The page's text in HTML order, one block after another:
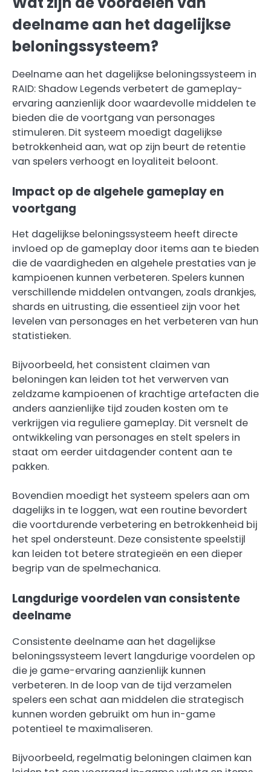
deelname aan het dagelijkse
beloningssysteem?
Deelname aan het dagelijkse beloningssysteem in
RAID: Shadow Legends verbetert de gameplay-
ervaring aanzienlijk door waardevolle middelen te
bieden die de voortgang van personages
stimuleren. Dit systeem moedigt dagelijkse
betrokkenheid aan, wat op zijn beurt de retentie
van spelers verhoogt en loyaliteit beloont.
Impact op de algehele gameplay en
voortgang
Het dagelijkse beloningssysteem heeft directe
invloed op de gameplay door items aan te bieden
die de vaardigheden en algehele prestaties van je
kampioenen kunnen verbeteren. Spelers kunnen
verschillende middelen ontvangen, zoals drankjes,
shards en uitrusting, die essentieel zijn voor het
levelen van personages en het verbeteren van hun
statistieken.
Bijvoorbeeld, het consistent claimen van
beloningen kan leiden tot het verwerven van
zeldzame kampioenen of krachtige artefacten die
anders aanzienlijke tijd zouden kosten om te
verkrijgen via reguliere gameplay. Dit versnelt de
ontwikkeling van personages en stelt spelers in
staat om eerder uitdagender content aan te
pakken.
Bovendien moedigt het systeem spelers aan om
dagelijks in te loggen, wat een routine bevordert
die voortdurende verbetering en betrokkenheid bij
het spel ondersteunt. Deze consistente speelstijl
kan leiden tot betere strategieën en een dieper
begrip van de spelmechanica.
Langdurige voordelen van consistente
deelname
Consistente deelname aan het dagelijkse
beloningssysteem levert langdurige voordelen op
die je game-ervaring aanzienlijk kunnen
verbeteren. In de loop van de tijd verzamelen
spelers een schat aan middelen die strategisch
kunnen worden gebruikt om hun in-game
potentieel te maximaliseren.
Bijvoorbeeld, regelmatig beloningen claimen kan